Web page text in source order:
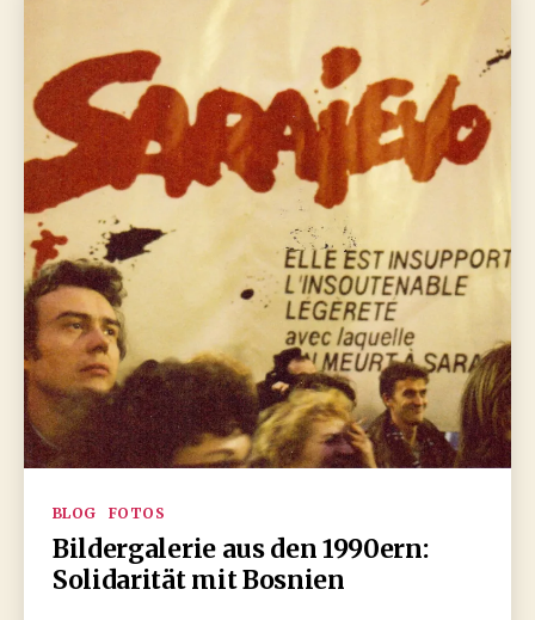
Kategorien
BLOG FOTOS
Bildergalerie aus den 1990ern:
Solidarität mit Bosnien